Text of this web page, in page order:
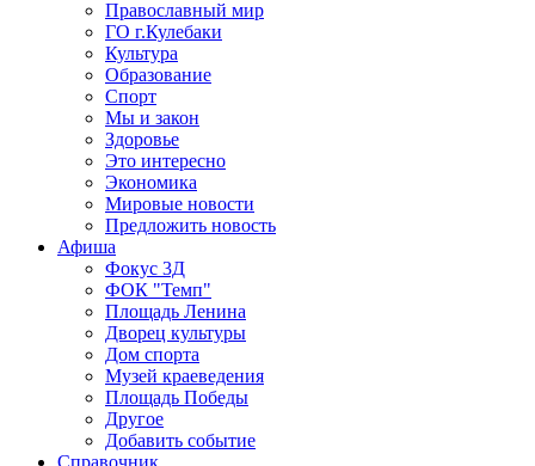
Православный мир
ГО г.Кулебаки
Культура
Образование
Спорт
Мы и закон
Здоровье
Это интересно
Экономика
Мировые новости
Предложить новость
Афиша
Фокус 3Д
ФОК "Темп"
Площадь Ленина
Дворец культуры
Дом спорта
Музей краеведения
Площадь Победы
Другое
Добавить событие